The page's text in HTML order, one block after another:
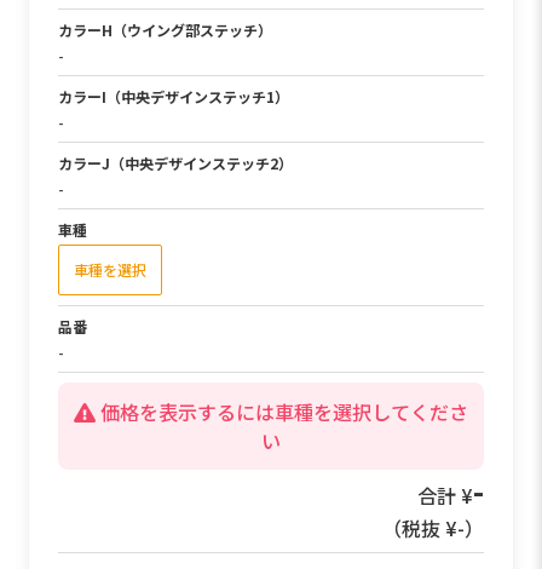
カラーH（ウイング部ステッチ）
-
カラーI（中央デザインステッチ1）
-
カラーJ（中央デザインステッチ2）
-
車種
車種を選択
品番
-
価格を表示するには車種を選択してくださ
い
49,500
（税抜 ¥45,000）